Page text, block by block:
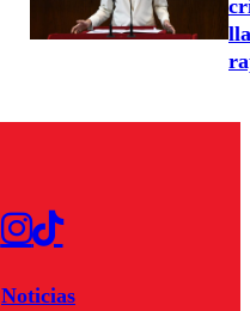
Noticias